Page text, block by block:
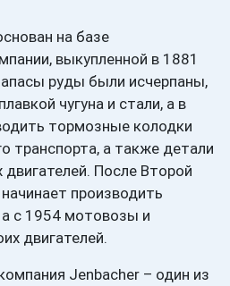
на базе
выкупленной в 1881
руды были исчерпаны,
чугуна и стали, а в
тормозные колодки
транспорта, а также детали
После Второй
производить
с 1954 мотовозы и
двигателей.
Jenbacher – один из